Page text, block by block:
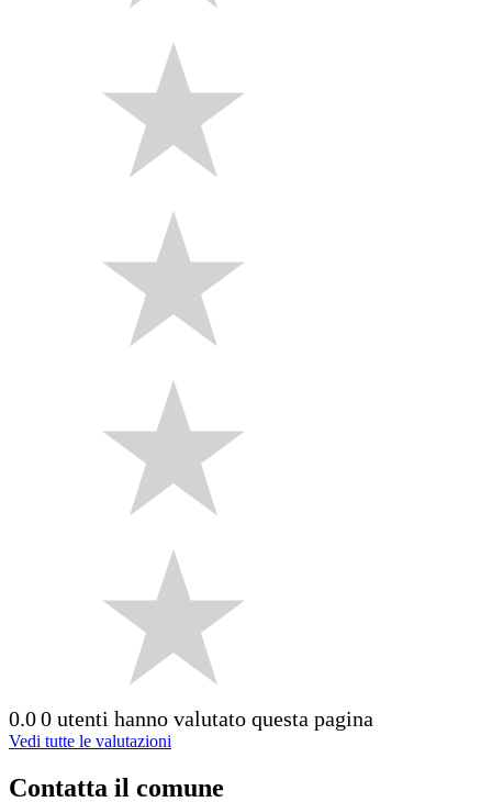
0.00 utenti hanno valutato questa pagina
Vedi tutte le valutazioni
Contatta il comune